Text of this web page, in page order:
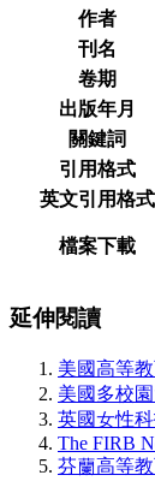
作者
刊名
卷期
出版年月
關鍵詞
引用格式
英文引用格式
檔案下載
延伸閱讀
美國高等
美國多校
英國女性
The FIRB
芬蘭高等